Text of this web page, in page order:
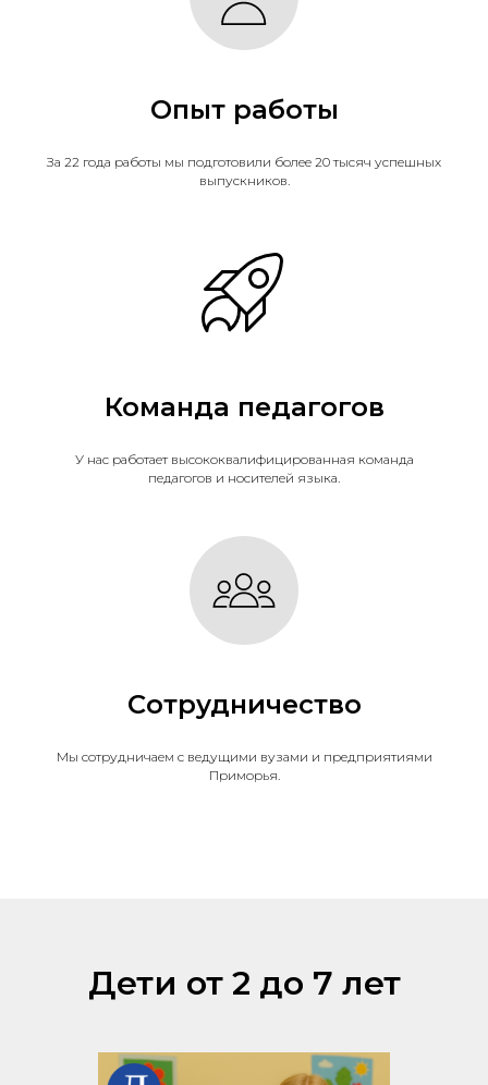
Опыт работы
За 22 года работы мы подготовили более 20 тысяч успешных
выпускников.
Команда педагогов
У нас работает высококвалифицированная команда
педагогов и носителей языка.
Сотрудничество
Мы сотрудничаем с ведущими вузами и предприятиями
Приморья.
Дети от 2 до 7 лет